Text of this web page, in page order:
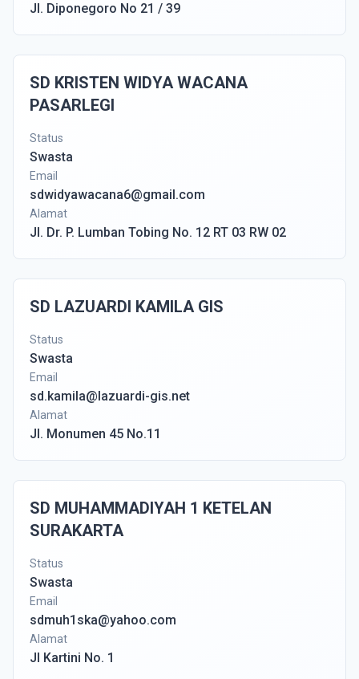
Jl. Diponegoro No 21 / 39
SD KRISTEN WIDYA WACANA
PASARLEGI
Status
Swasta
Email
sdwidyawacana6@gmail.com
Alamat
Jl. Dr. P. Lumban Tobing No. 12 RT 03 RW 02
SD LAZUARDI KAMILA GIS
Status
Swasta
Email
sd.kamila@lazuardi-gis.net
Alamat
Jl. Monumen 45 No.11
SD MUHAMMADIYAH 1 KETELAN
SURAKARTA
Status
Swasta
Email
sdmuh1ska@yahoo.com
Alamat
Jl Kartini No. 1